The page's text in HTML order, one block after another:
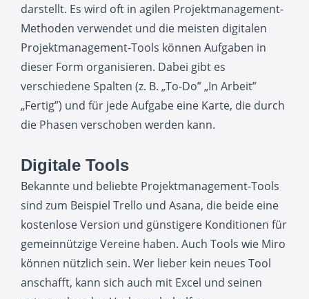
darstellt. Es wird oft in agilen Projektmanagement-
Methoden verwendet und die meisten digitalen
Projektmanagement-Tools können Aufgaben in
dieser Form organisieren. Dabei gibt es
verschiedene Spalten (z. B. „To-Do” „In Arbeit”
„Fertig”) und für jede Aufgabe eine Karte, die durch
die Phasen verschoben werden kann.
Digitale Tools
Bekannte und beliebte Projektmanagement-Tools
sind zum Beispiel Trello und Asana, die beide eine
kostenlose Version und günstigere Konditionen für
gemeinnützige Vereine haben. Auch Tools wie Miro
können nützlich sein. Wer lieber kein neues Tool
anschafft, kann sich auch mit Excel und seinen